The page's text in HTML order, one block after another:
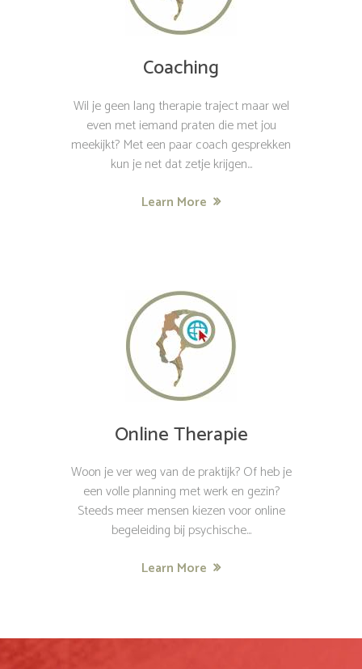
Coaching
Wil je geen lang therapie traject maar wel
even met iemand praten die met jou
meekijkt? Met een paar coach gesprekken
kun je net dat zetje krijgen...
Learn More
Online Therapie
Woon je ver weg van de praktijk? Of heb je
een volle planning met werk en gezin?
Steeds meer mensen kiezen voor online
begeleiding bij psychische...
Learn More